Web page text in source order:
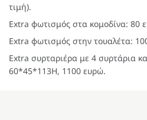
τιμή).
Extra φωτισμός στα κομοδίνα: 80
Extra φωτισμός στην τουαλέτα:
Extra συρταριέρα με 4 συρτάρια
60*45*113Η, 1100 ευρώ.